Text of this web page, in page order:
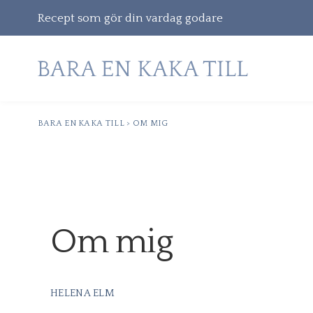
Recept som gör din vardag godare
Gå
efter:
BARA EN KAKA TILL> OM MIG
Om mig
HELENA ELM